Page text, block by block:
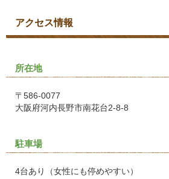
アクセス情報
所在地
〒586-0077
大阪府河内長野市南花台2-8-8
駐車場
4台あり（女性にも停めやすい）